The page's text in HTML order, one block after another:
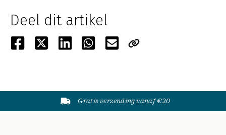
Deel dit artikel
Gratis verzending vanaf €20